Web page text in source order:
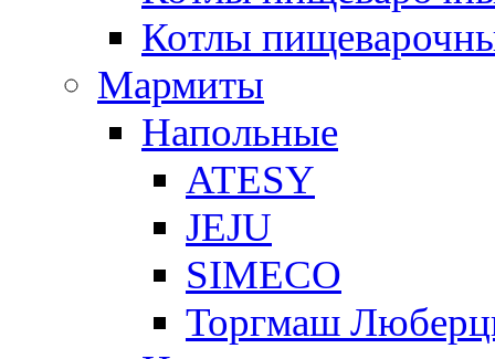
Котлы
Мармиты
Напольные
ATESY
JEJU
SIMECO
Торгмаш